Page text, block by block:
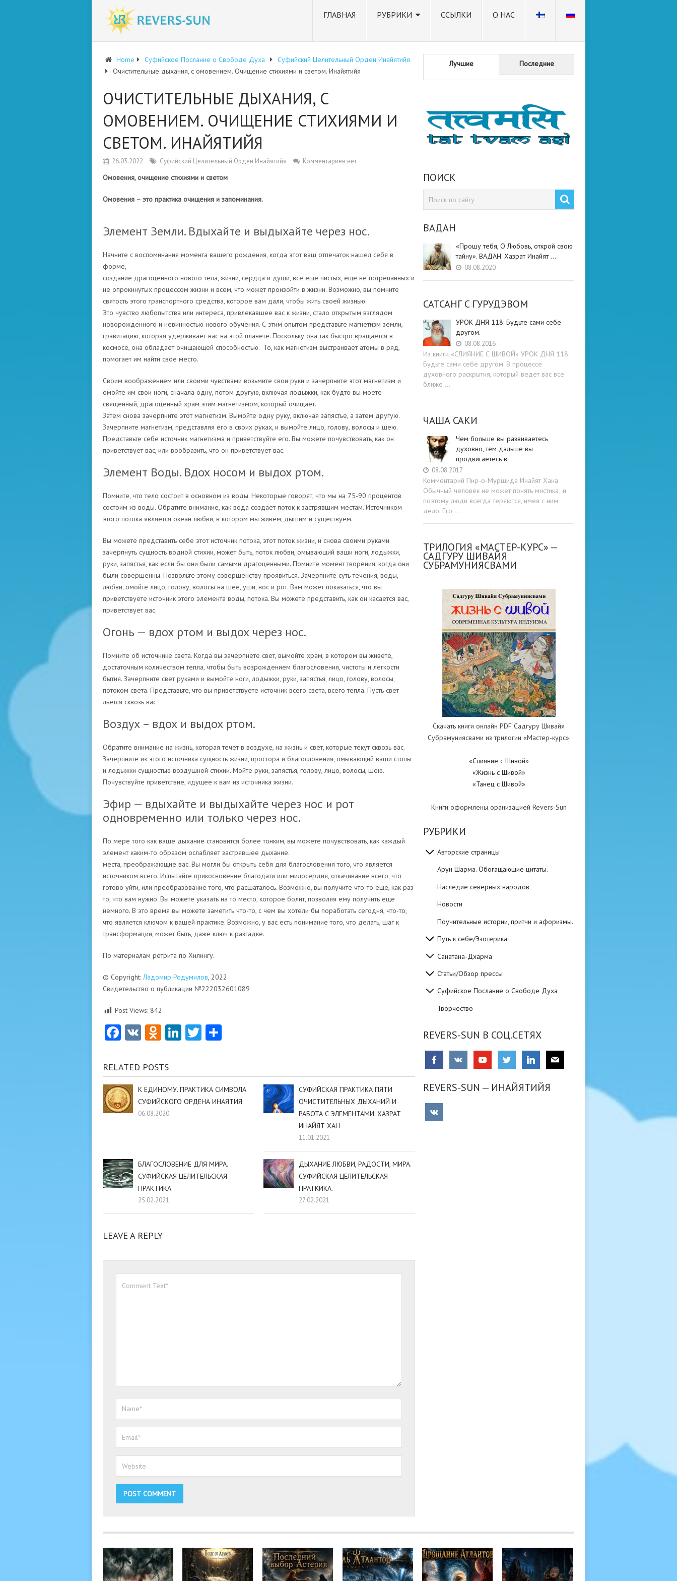
ГЛАВНАЯ РУБРИКИ ССЫЛКИ О НАС
Home Суфийское Послание о Свободе Духа
Суфийский Целительный Орден Инайятийя
Очистительные дыхания, с омовением. Очищение стихиями и светом. Инайятийя
ОЧИСТИТЕЛЬНЫЕ ДЫХАНИЯ, С
ОМОВЕНИЕМ. ОЧИЩЕНИЕ СТИХИЯМИ И
СВЕТОМ. ИНАЙЯТИЙЯ
26.03.2022 Суфийский Целительный Орден Инайятийя Комментариев нет
Омовения, очищение стихиями и светом
Омовения – это практика очищения и запоминания.
Элемент Земли. Вдыхайте и выдыхайте через нос.
Начните с воспоминания момента вашего рождения, когда этот ваш отпечаток нашел себя в
форме,
создание драгоценного нового тела, жизни, сердца и души, все еще чистых, еще не потрепанных и
не опрокинутых процессом жизни и всем, что может произойти в жизни. Возможно, вы помните
святость этого транспортного средства, которое вам дали, чтобы жить своей жизнью.
Это чувство любопытства или интереса, привлекавшее вас к жизни, стало открытым взглядом
новорожденного и невинностью нового обучения. С этим опытом представьте магнетизм земли,
гравитацию, которая удерживает нас на этой планете. Поскольку она так быстро вращается в
космосе, она обладает очищающей способностью. То, как магнетизм выстраивает атомы в ряд,
помогает им найти свое место.
Своим воображением или своими чувствами возьмите свои руки и зачерпните этот магнетизм и
омойте им свои ноги, сначала одну, потом другую, включая лодыжки, как будто вы моете
священный, драгоценный храм этим магнетизмом, который очищает.
Затем снова зачерпните этот магнетизм. Вымойте одну руку, включая запястье, а затем другую.
Зачерпните магнетизм, представляя его в своих руках, и вымойте лицо, голову, волосы и шею.
Представьте себе источник магнетизма и приветствуйте его. Вы можете почувствовать, как он
приветствует вас, или вообразить, что он приветствует вас.
Элемент Воды. Вдох носом и выдох ртом.
Помните, что тело состоит в основном из воды. Некоторые говорят, что мы на 75-90 процентов
состоим из воды. Обратите внимание, как вода создает поток к застрявшим местам. Источником
этого потока является океан любви, в котором мы живем, дышим и существуем.
Вы можете представить себе этот источник потока, этот поток жизни, и снова своими руками
зачерпнуть сущность водной стихии, может быть, поток любви, омывающий ваши ноги, лодыжки,
руки, запястья, как если бы они были самыми драгоценными. Помните момент творения, когда они
были совершенны. Позвольте этому совершенству проявиться. Зачерпните суть течения, воды,
любви, омойте лицо, голову, волосы на шее, уши, нос и рот. Вам может показаться, что вы
приветствуете источник этого элемента воды, потока. Вы можете представить, как он касается вас,
приветствует вас.
Огонь — вдох ртом и выдох через нос.
Помните об источнике света. Когда вы зачерпнете свет, вымойте храм, в котором вы живете,
достаточным количеством тепла, чтобы быть возрождением благословения, чистоты и легкости
бытия. Зачерпните свет руками и вымойте ноги, лодыжки, руки, запястья, лицо, голову, волосы,
потоком света. Представьте, что вы приветствуете источник всего света, всего тепла. Пусть свет
льется сквозь вас
Воздух – вдох и выдох ртом.
Обратите внимание на жизнь, которая течет в воздухе, на жизнь и свет, которые текут сквозь вас.
Зачерпните из этого источника сущность жизни, простора и благословения, омывающий ваши стопы
и лодыжки сущностью воздушной стихии. Мойте руки, запястья, голову, лицо, волосы, шею.
Почувствуйте приветствие, идущее к вам из источника жизни.
Эфир — вдыхайте и выдыхайте через нос и рот
одновременно или только через нос.
По мере того как ваше дыхание становится более тонким, вы можете почувствовать, как каждый
элемент каким-то образом ослабляет застрявшее дыхание.
места, преображающие вас. Вы могли бы открыть себя для благословения того, что является
источником всего. Испытайте прикосновение благодати или милосердия, откачивание всего, что
готово уйти, или преобразование того, что расшаталось. Возможно, вы получите что-то еще, как раз
то, что вам нужно. Вы можете указать на то место, которое болит, позволяя ему получить еще
немного. В это время вы можете заметить что-то, с чем вы хотели бы поработать сегодня, что-то,
что является ключом к вашей практике. Возможно, у вас есть понимание того, что делать, шаг к
трансформации, может быть, даже ключ к разгадке.
По материалам ретрита по Хилингу.
© Copyright:Ладомир Родумилов, 2022
Свидетельство о публикации №222032601089
Post Views: 842
Facebook
VKOdnoklassniki
LinkedIn
TwitterОтправить
RELATED POSTS
К ЕДИНОМУ. ПРАКТИКА СИМВОЛА
СУФИЙСКОГО ОРДЕНА ИНАЯТИЯ.
06.08.2020
СУФИЙСКАЯ ПРАКТИКА ПЯТИ
ОЧИСТИТЕЛЬНЫХ ДЫХАНИЙ И
РАБОТА С ЭЛЕМЕНТАМИ. ХАЗРАТ
ИНАЙЯТ ХАН
11.01.2021
БЛАГОСЛОВЕНИЕ ДЛЯ МИРА.
СУФИЙСКАЯ ЦЕЛИТЕЛЬСКАЯ
ПРАКТИКА.
25.02.2021
ДЫХАНИЕ ЛЮБВИ, РАДОСТИ, МИРА.
СУФИЙСКАЯ ЦЕЛИТЕЛЬСКАЯ
ПРАТКИКА.
27.02.2021
LEAVE A REPLY
Лучшие Последние
ПОИСК
ВАДАН
«Прошу тебя, О Любовь, открой свою
тайну». ВАДАН. Хазрат Инайят …
08.08.2020
САТСАНГ C ГУРУДЭВОМ
УРОК ДНЯ 118: Будьте cами cебе
другом.
08.08.2016
Из книги «СЛИЯНИЕ С ШИВОЙ» УРОК ДНЯ 118:
Будьте cами cебе другом. В процессе
духовного раскрытия, который ведет вас все
ближе …
ЧАША САКИ
Чем больше вы развиваетесь
духовно, тем дальше вы
продвигаетесь в …
08.08.2017
Комментарий Пир-о-Муршида Инайят Хана
Обычный человек не может понять мистика; и
поэтому люди всегда теряются, имея с ним
дело. Его …
ТРИЛОГИЯ «МАСТЕР-КУРС» —
САДГУРУ ШИВАЙЯ
СУБРАМУНИЯСВАМИ
Скачать книги онлайн PDF Садгуру Шивайя
Субрамуниясвами из трилогии «Мастер-курс»:
«Слияние с Шивой»
«Жизнь с Шивой»
«Танец с Шивой»
Книги оформлены оранизацией Revers-Sun
РУБРИКИ
Авторские страницы
Арун Шарма. Обогащающие цитаты.
Наследие северных народов
Новости
Поучительные истории, притчи и афоризмы.
Путь к себе/Эзотерика
Санатана-Дхарма
Статьи/Обзор прессы
Суфийское Послание о Свободе Духа
Творчество
REVERS-SUN В СОЦ.СЕТЯХ
REVERS-SUN — ИНАЙЯТИЙЯ